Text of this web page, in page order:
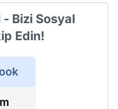
Bizi Sosyal
Edin!